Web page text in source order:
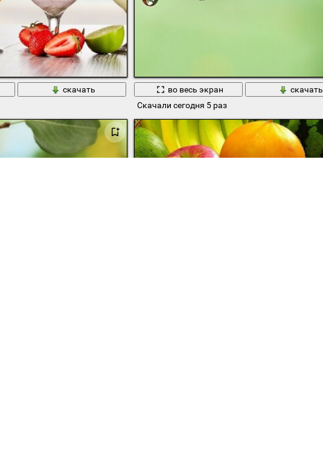
скачать
во весь экран
скачать
Скачали сегодня 5 раз